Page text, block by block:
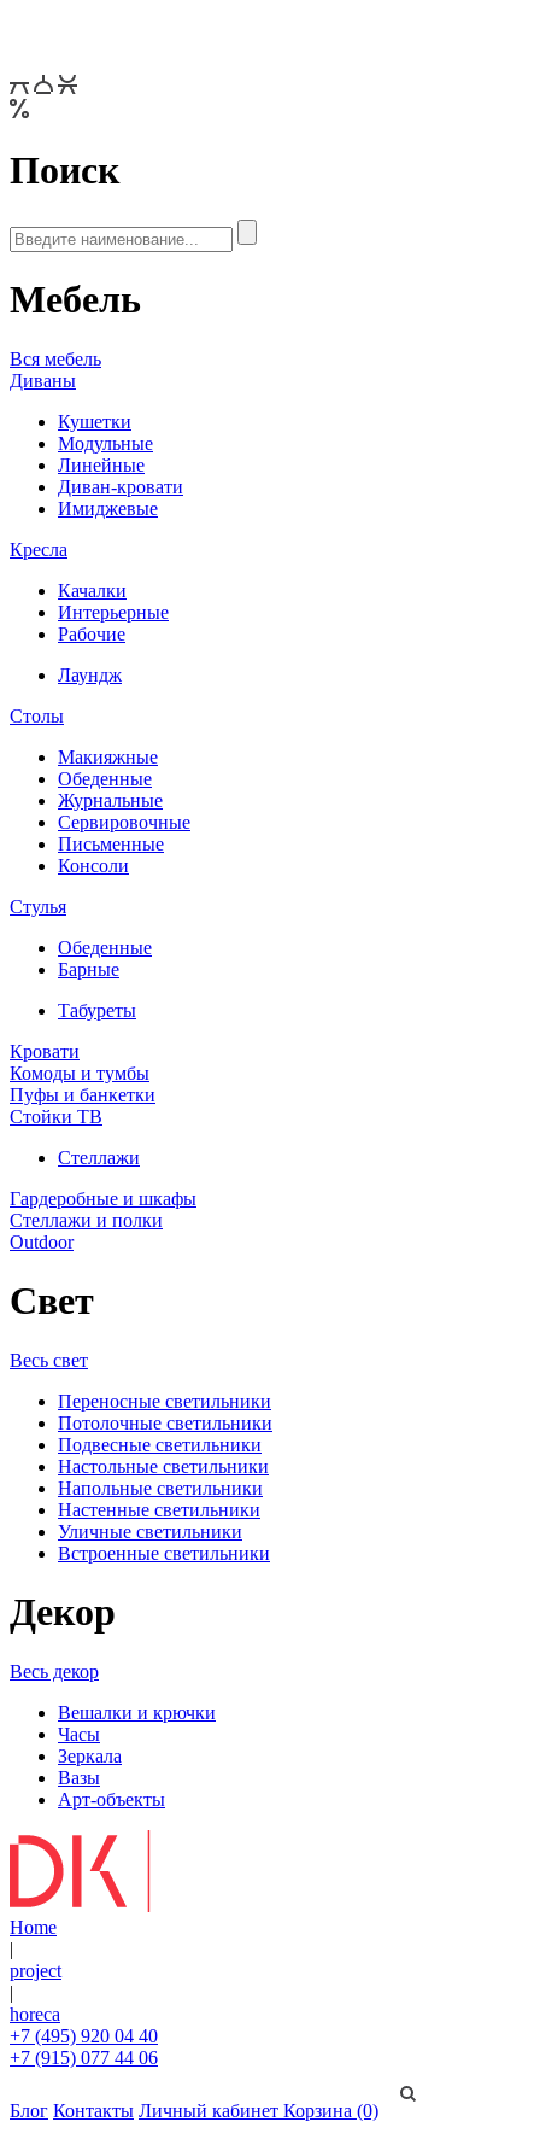
Поиск
Мебель
Вся мебель
Диваны
Кушетки
Модульные
Линейные
Диван-кровати
Имиджевые
Кресла
Качалки
Интерьерные
Рабочие
Лаундж
Столы
Макияжные
Обеденные
Журнальные
Сервировочные
Письменные
Консоли
Стулья
Обеденные
Барные
Табуреты
Кровати
Комоды и тумбы
Пуфы и банкетки
Стойки ТВ
Стеллажи
Гардеробные и шкафы
Стеллажи и полки
Outdoor
Свет
Весь свет
Переносные светильники
Потолочные светильники
Подвесные светильники
Настольные светильники
Напольные светильники
Настенные светильники
Уличные светильники
Встроенные светильники
Декор
Весь декор
Вешалки и крючки
Часы
Зеркала
Вазы
Арт-объекты
Home
|
project
|
horeca
+7 (495) 920 04 40
+7 (915) 077 44 06
Блог Контакты Личный кабинет Корзина (0)